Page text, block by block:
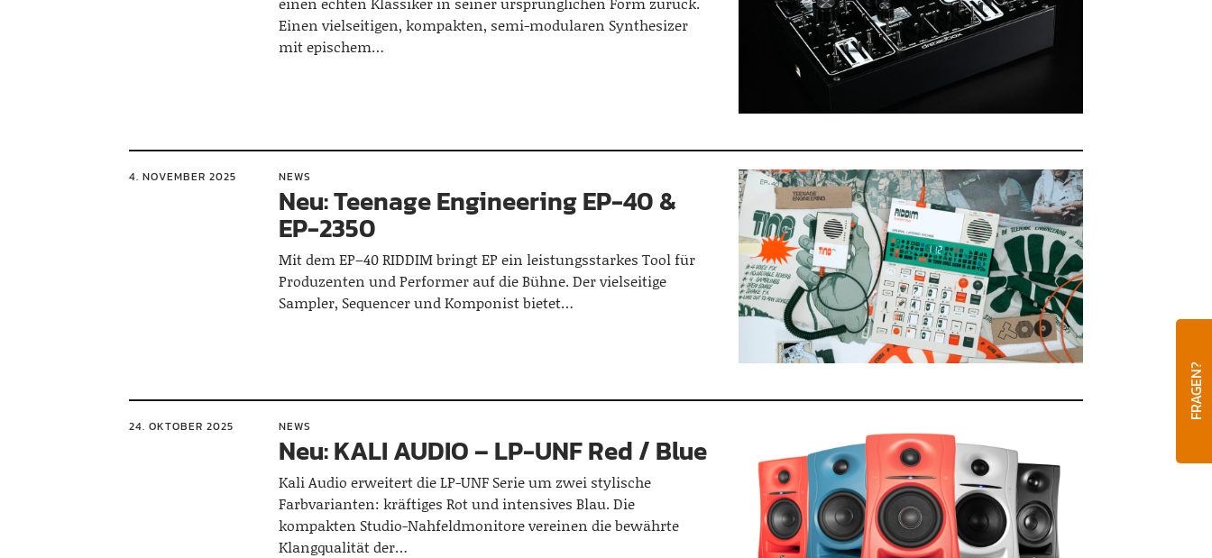
FRAGEN?
Einen vielseitigen, kompakten, semi-modularen Synthesizer
mit epischem…
4. NOVEMBER 2025 NEWS
Neu: Teenage Engineering EP-40 &
EP-2350
Mit dem EP–40 RIDDIM bringt EP ein leistungsstarkes Tool für
Produzenten und Performer auf die Bühne. Der vielseitige
Sampler, Sequencer und Komponist bietet…
24. OKTOBER 2025 NEWS
Neu: KALI AUDIO – LP-UNF Red / Blue
Kali Audio erweitert die LP-UNF Serie um zwei stylische
Farbvarianten: kräftiges Rot und intensives Blau. Die
kompakten Studio-Nahfeldmonitore vereinen die bewährte
Klangqualität der…